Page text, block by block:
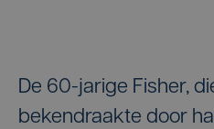
De 60-jarige Fisher,
bekendraakte door